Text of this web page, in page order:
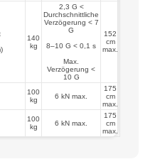
140
kg
2,3 G <
Durchschnittliche
Verzögerung < 7
G
8–10 G < 0,1 s
Max.
Verzögerung <
10 G
152
cm
max.
100
kg
6 kN max.
175
cm
max.
100
kg
6 kN max.
175
cm
max.